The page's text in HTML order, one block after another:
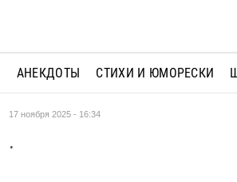
АНЕКДОТЫ СТИХИ И ЮМОРЕСКИ
17 ноября 2025 - 16:34
.